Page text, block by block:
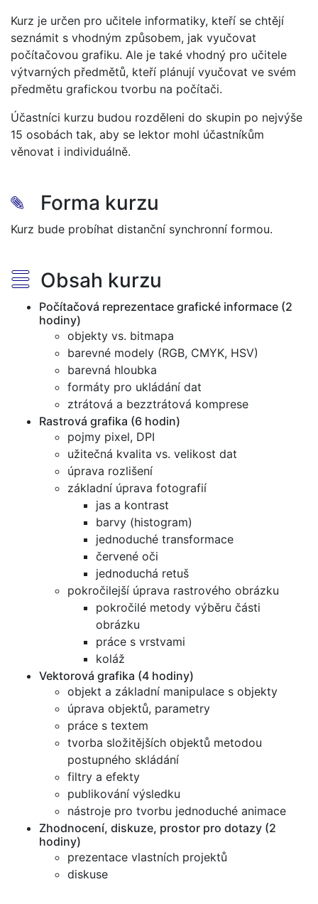
Kurz je určen pro učitele informatiky, kteří se chtějí
seznámit s vhodným způsobem, jak vyučovat
počítačovou grafiku. Ale je také vhodný pro učitele
výtvarných předmětů, kteří plánují vyučovat ve svém
předmětu grafickou tvorbu na počítači.
Účastníci kurzu budou rozděleni do skupin po nejvýše
15 osobách tak, aby se lektor mohl účastníkům
věnovat i individuálně.
✎ Forma kurzu
Kurz bude probíhat distanční synchronní formou.
☰ Obsah kurzu
Počítačová reprezentace grafické informace (2
hodiny)
objekty vs. bitmapa
barevné modely (RGB, CMYK, HSV)
barevná hloubka
formáty pro ukládání dat
ztrátová a bezztrátová komprese
Rastrová grafika (6 hodin)
pojmy pixel, DPI
užitečná kvalita vs. velikost dat
úprava rozlišení
základní úprava fotografií
jas a kontrast
barvy (histogram)
jednoduché transformace
červené oči
jednoduchá retuš
pokročilejší úprava rastrového obrázku
pokročilé metody výběru části
obrázku
práce s vrstvami
koláž
Vektorová grafika (4 hodiny)
objekt a základní manipulace s objekty
úprava objektů, parametry
práce s textem
tvorba složitějších objektů metodou
postupného skládání
filtry a efekty
publikování výsledku
nástroje pro tvorbu jednoduché animace
Zhodnocení, diskuze, prostor pro dotazy (2
hodiny)
prezentace vlastních projektů
diskuse